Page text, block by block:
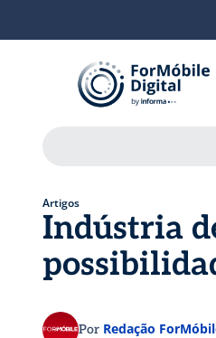
Artigos
Indústria
Por Redação